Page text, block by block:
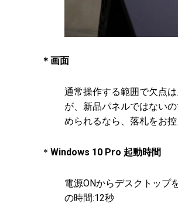
＊画面
通常操作する範囲で欠点
が、新品パネルではない
められるなら、落札をお
＊ Windows 10 Pro 起動時間
電源ONからデスクトップ
の時間:12秒